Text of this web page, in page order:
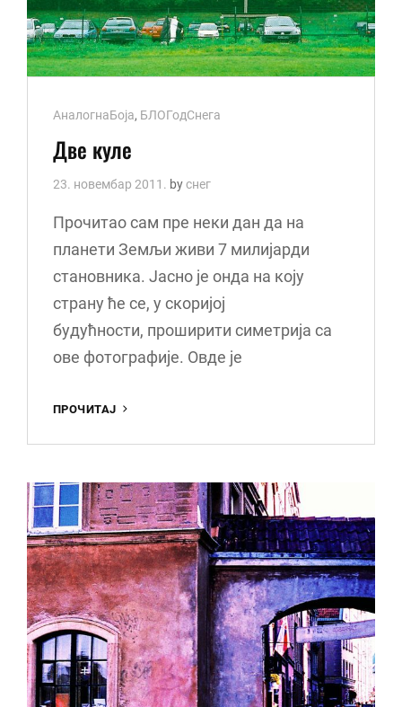
Cat
Links
АналогнаБоја, БЛОГодСнега
Две куле
23. новембар 2011. byснег
Прочитао сам пре неки дан да на
планети Земљи живи 7 милијарди
становника. Јасно је онда на коју
страну ће се, у скоријој
будућности, проширити симетрија са
ове фотографије. Овде је
ПРОЧИТАЈ